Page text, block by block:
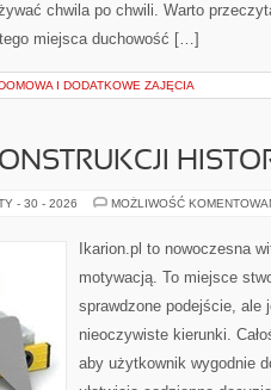
chwila po chwili. Warto
miejsca duchowość […]
I DODATKOWE ZAJĘCIA
- 30 - 2026 MOŻLIWOŚĆ
Ikarion.pl to nowoczesna
motywacją. To miejsce
sprawdzone podejście, ale
nieoczywiste kierunki.
aby użytkownik wygodnie